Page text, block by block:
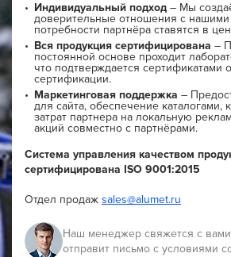
Индивидуальный подход – Мы
доверительные отношения с нашими
потребности партнёра ставятся в
Вся продукция сертифицирована –
постоянной основе проходит
что подтверждается сертификатами
сертификации.
Маркетинговая поддержка –
для сайта, обеспечение каталогами,
затрат партнера на локальную
акций совместно с партнёрами.
Система управления качеством
сертифицирована ISO 9001:2015
Отдел продаж sales@alumet.ru
Наш менеджер свяжется с
отправит письмо с условиями